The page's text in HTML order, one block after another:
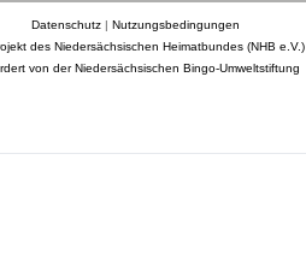
Datenschutz | Nutzungsbedingungen
des Niedersächsischen Heimatbundes (NHB e.V.)
von der Niedersächsischen Bingo-Umweltstiftung